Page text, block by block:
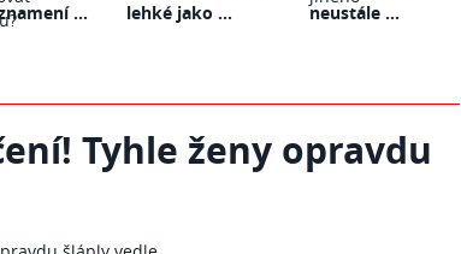
...
lehké jako ...
neustále ...
Tyhle ženy opravdu